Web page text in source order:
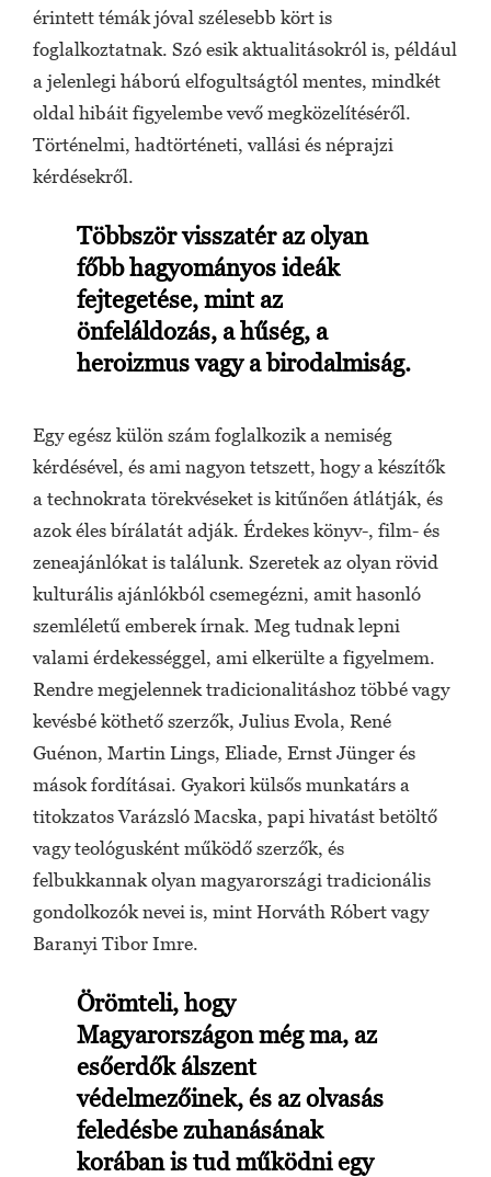
érintett témák jóval szélesebb kört is
foglalkoztatnak. Szó esik aktualitásokról is, például
a jelenlegi háború elfogultságtól mentes, mindkét
oldal hibáit figyelembe vevő megközelítéséről.
Történelmi, hadtörténeti, vallási és néprajzi
kérdésekről.
Többször visszatér az olyan
főbb hagyományos ideák
fejtegetése, mint az
önfeláldozás, a hűség, a
heroizmus vagy a birodalmiság.
Egy egész külön szám foglalkozik a nemiség
kérdésével, és ami nagyon tetszett, hogy a készítők
a technokrata törekvéseket is kitűnően átlátják, és
azok éles bírálatát adják. Érdekes könyv-, film- és
zeneajánlókat is találunk. Szeretek az olyan rövid
kulturális ajánlókból csemegézni, amit hasonló
szemléletű emberek írnak. Meg tudnak lepni
valami érdekességgel, ami elkerülte a figyelmem.
Rendre megjelennek tradicionalitáshoz többé vagy
kevésbé köthető szerzők, Julius Evola, René
Guénon, Martin Lings, Eliade, Ernst Jünger és
mások fordításai. Gyakori külsős munkatárs a
titokzatos Varázsló Macska, papi hivatást betöltő
vagy teológusként működő szerzők, és
felbukkannak olyan magyarországi tradicionális
gondolkozók nevei is, mint Horváth Róbert vagy
Baranyi Tibor Imre.
Örömteli, hogy
Magyarországon még ma, az
esőerdők álszent
védelmezőinek, és az olvasás
feledésbe zuhanásának
korában is tud működni egy